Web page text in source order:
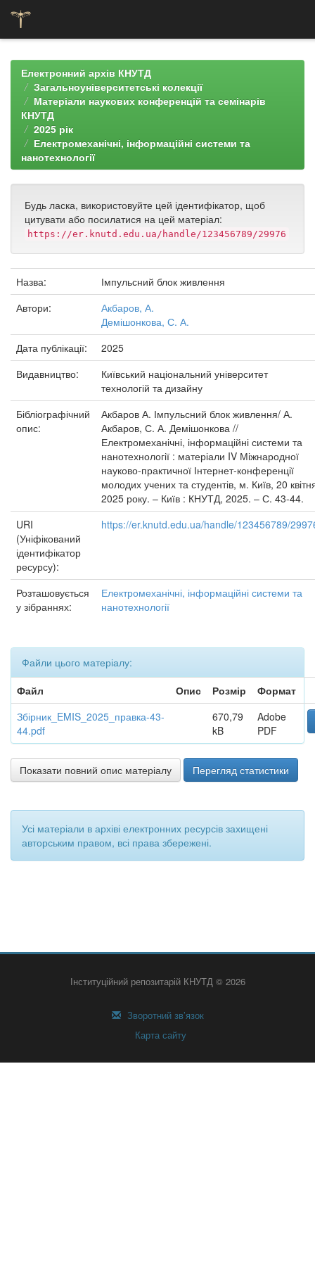
navigationЕлектронний архів КНУТД
Загальноуніверситетські колекції
Матеріали наукових конференцій та семінарів
КНУТД
2025 рік
Електромеханічні, інформаційні системи та
нанотехнології
Будь ласка, використовуйте цей ідентифікатор, щоб
цитувати або посилатися на цей матеріал:
https://er.knutd.edu.ua/handle/123456789/29976
Назва:
Імпульсний блок живлення
Автори:
Акбаров, А.
Демішонкова, С. А.
Дата публікації:
2025
Видавництво:
Київський національний університет
технологій та дизайну
Бібліографічний
опис:
Акбаров А. Імпульсний блок живлення/ А.
Акбаров, С. А. Демішонкова //
Електромеханічні, інформаційні системи та
нанотехнології : матеріали IV Міжнародної
науково-практичної Інтернет-конференції
молодих учених та студентів, м. Київ, 20
2025 року. – Київ : КНУТД, 2025. – С. 43-44.
URI
(Уніфікований
ідентифікатор
ресурсу):
https://er.knutd.edu.ua/handle/123456789/
Розташовується
у зібраннях:
Електромеханічні, інформаційні системи та
нанотехнології
Файли цього матеріалу:
Файл
Опис Розмір
Формат
Збірник_EMIS_2025_правка-43-
44.pdf
670,79
kB
Adobe
PDF
Показати повний опис матеріалу Перегляд статистики
Усі матеріали в архіві електронних ресурсів захищені
авторським правом, всі права збережені.
Інституційний репозитарій КНУТД © 2026
Зворотний зв’язок
Карта сайту